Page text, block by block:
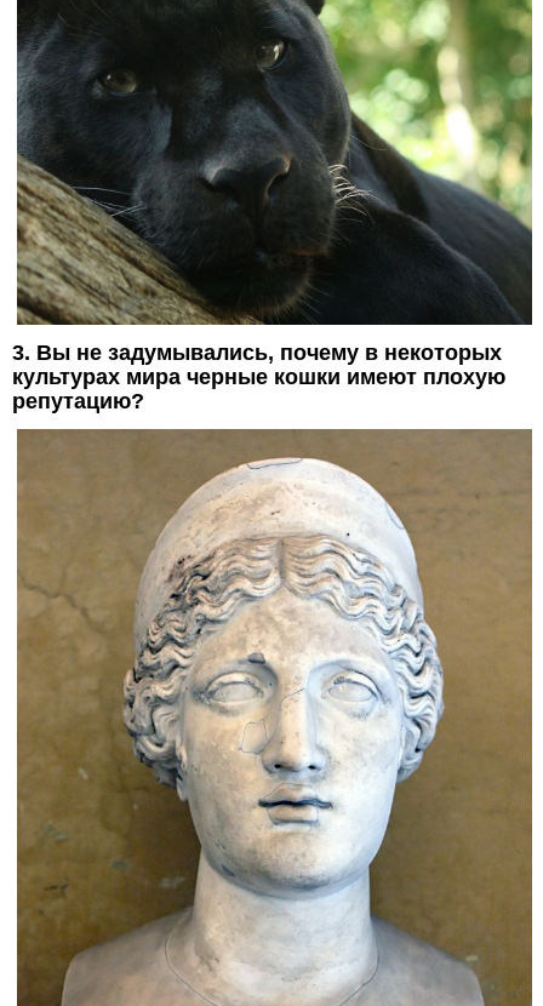
3. Вы не задумывались, почему в некоторых
культурах мира черные кошки имеют плохую
репутацию?